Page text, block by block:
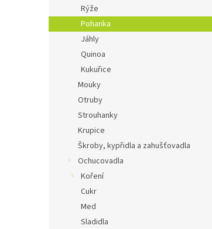
Rýže
Pohanka
Jáhly
Quinoa
Kukuřice
Mouky
Otruby
Strouhanky
Krupice
Škroby, kypřidla a zahušťovadla
Ochucovadla
Koření
Cukr
Med
Sladidla